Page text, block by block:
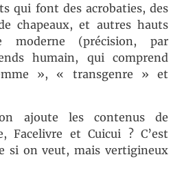
qui font des acrobaties, des
chapeaux, et autres hauts
moderne (précision, par
humain, qui comprend
», « transgenre » et
ajoute les contenus de
Facelivre et Cuicui ? C’est
si on veut, mais vertigineux